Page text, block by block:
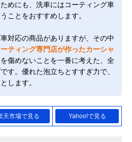
めにも、洗車にはコーティング車
ことをおすすめします。
対応の商品がありますが、その中
ーティング専門店が作ったカーシャ
傷めないことを一番に考えた、全
す。優れた泡立ちとすすぎ力で、
します。
天市場で見る Yahoo!で見る